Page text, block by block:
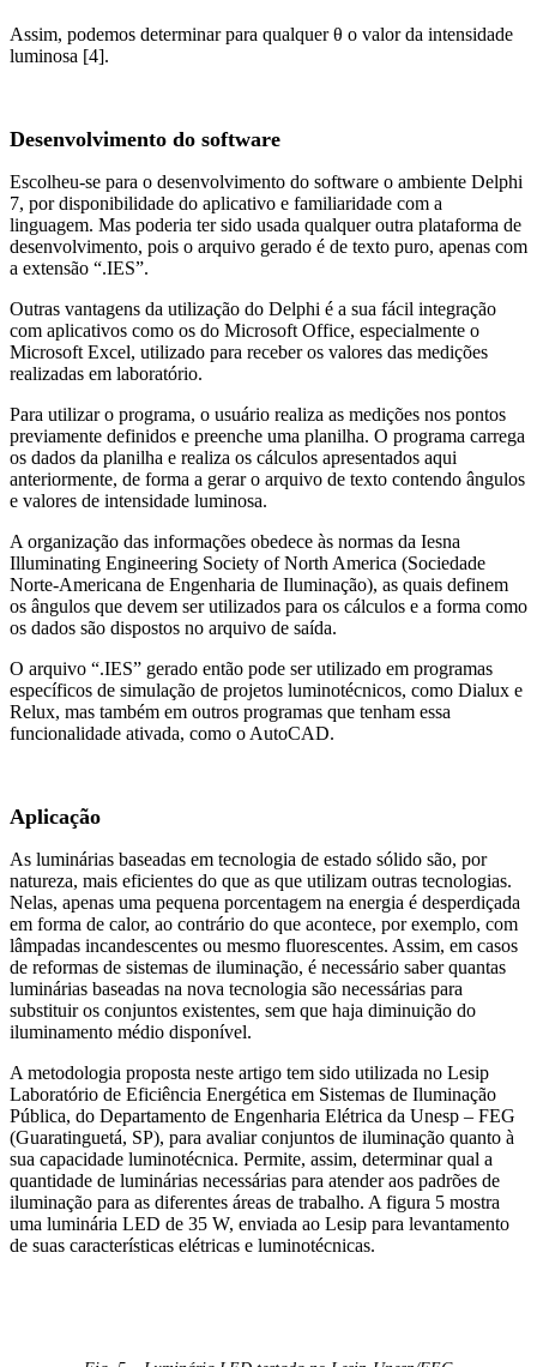
Assim, podemos determinar para qualquer θ o valor da intensidade
luminosa [4].
Desenvolvimento do software
Escolheu-se para o desenvolvimento do software o ambiente Delphi
7, por disponibilidade do aplicativo e familiaridade com a
linguagem. Mas poderia ter sido usada qualquer outra plataforma de
desenvolvimento, pois o arquivo gerado é de texto puro, apenas com
a extensão “.IES”.
Outras vantagens da utilização do Delphi é a sua fácil integração
com aplicativos como os do Microsoft Office, especialmente o
Microsoft Excel, utilizado para receber os valores das medições
realizadas em laboratório.
Para utilizar o programa, o usuário realiza as medições nos pontos
previamente definidos e preenche uma planilha. O programa carrega
os dados da planilha e realiza os cálculos apresentados aqui
anteriormente, de forma a gerar o arquivo de texto contendo ângulos
e valores de intensidade luminosa.
A organização das informações obedece às normas da Iesna
Illuminating Engineering Society of North America (Sociedade
Norte-Americana de Engenharia de Iluminação), as quais definem
os ângulos que devem ser utilizados para os cálculos e a forma como
os dados são dispostos no arquivo de saída.
O arquivo “.IES” gerado então pode ser utilizado em programas
específicos de simulação de projetos luminotécnicos, como Dialux e
Relux, mas também em outros programas que tenham essa
funcionalidade ativada, como o AutoCAD.
Aplicação
As luminárias baseadas em tecnologia de estado sólido são, por
natureza, mais eficientes do que as que utilizam outras tecnologias.
Nelas, apenas uma pequena porcentagem na energia é desperdiçada
em forma de calor, ao contrário do que acontece, por exemplo, com
lâmpadas incandescentes ou mesmo fluorescentes. Assim, em casos
de reformas de sistemas de iluminação, é necessário saber quantas
luminárias baseadas na nova tecnologia são necessárias para
substituir os conjuntos existentes, sem que haja diminuição do
iluminamento médio disponível.
A metodologia proposta neste artigo tem sido utilizada no Lesip
Laboratório de Eficiência Energética em Sistemas de Iluminação
Pública, do Departamento de Engenharia Elétrica da Unesp – FEG
(Guaratinguetá, SP), para avaliar conjuntos de iluminação quanto à
sua capacidade luminotécnica. Permite, assim, determinar qual a
quantidade de luminárias necessárias para atender aos padrões de
iluminação para as diferentes áreas de trabalho. A figura 5 mostra
uma luminária LED de 35 W, enviada ao Lesip para levantamento
de suas características elétricas e luminotécnicas.